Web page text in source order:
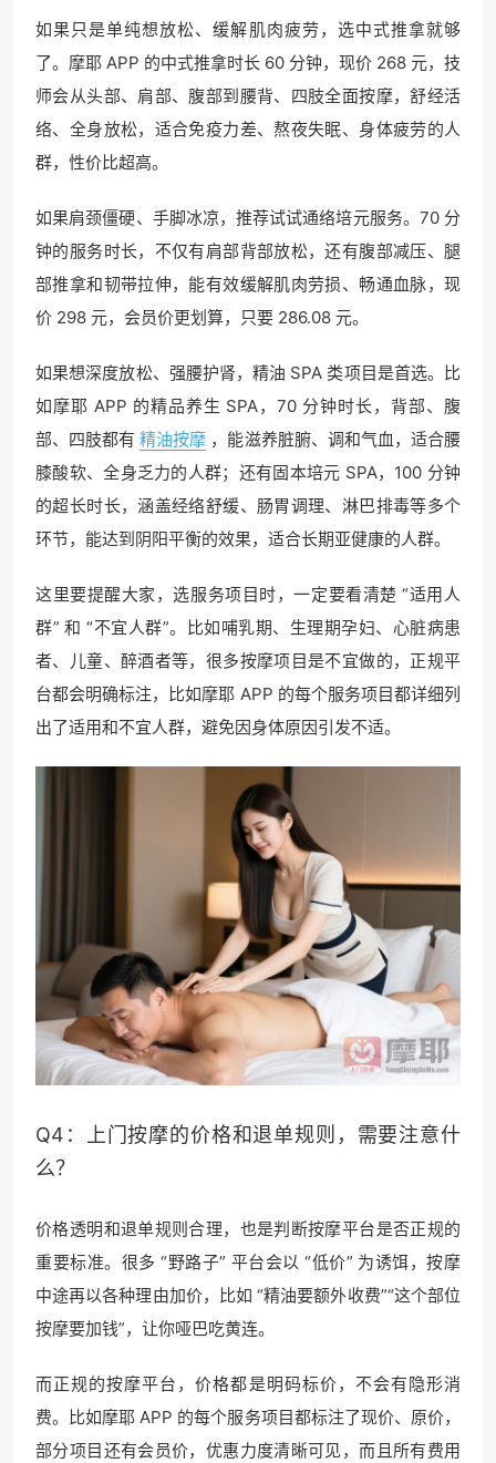
如果只是单纯想放松、缓解肌肉疲劳，选中式推拿就够
了。摩耶 APP 的中式推拿时长 60 分钟，现价 268 元，技
师会从头部、肩部、腹部到腰背、四肢全面按摩，舒经活
络、全身放松，适合免疫力差、熬夜失眠、身体疲劳的人
群，性价比超高。
如果肩颈僵硬、手脚冰凉，推荐试试通络培元服务。70 分
钟的服务时长，不仅有肩部背部放松，还有腹部减压、腿
部推拿和韧带拉伸，能有效缓解肌肉劳损、畅通血脉，现
价 298 元，会员价更划算，只要 286.08 元。
如果想深度放松、强腰护肾，精油 SPA 类项目是首选。比
如摩耶 APP 的精品养生 SPA，70 分钟时长，背部、腹
部、四肢都有 精油按摩 ，能滋养脏腑、调和气血，适合腰
膝酸软、全身乏力的人群；还有固本培元 SPA，100 分钟
的超长时长，涵盖经络舒缓、肠胃调理、淋巴排毒等多个
环节，能达到阴阳平衡的效果，适合长期亚健康的人群。
这里要提醒大家，选服务项目时，一定要看清楚 “适用人
群” 和 “不宜人群”。比如哺乳期、生理期孕妇、心脏病患
者、儿童、醉酒者等，很多按摩项目是不宜做的，正规平
台都会明确标注，比如摩耶 APP 的每个服务项目都详细列
出了适用和不宜人群，避免因身体原因引发不适。
Q4：上门按摩的价格和退单规则，需要注意什
么？
价格透明和退单规则合理，也是判断按摩平台是否正规的
重要标准。很多 “野路子” 平台会以 “低价” 为诱饵，按摩
中途再以各种理由加价，比如 “精油要额外收费”“这个部位
按摩要加钱”，让你哑巴吃黄连。
而正规的按摩平台，价格都是明码标价，不会有隐形消
费。比如摩耶 APP 的每个服务项目都标注了现价、原价，
部分项目还有会员价，优惠力度清晰可见，而且所有费用